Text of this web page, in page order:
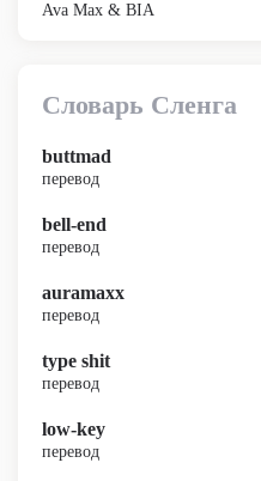
Ava Max & BIA
Словарь Сленга
buttmad
перевод
bell-end
перевод
auramaxx
перевод
type shit
перевод
low-key
перевод